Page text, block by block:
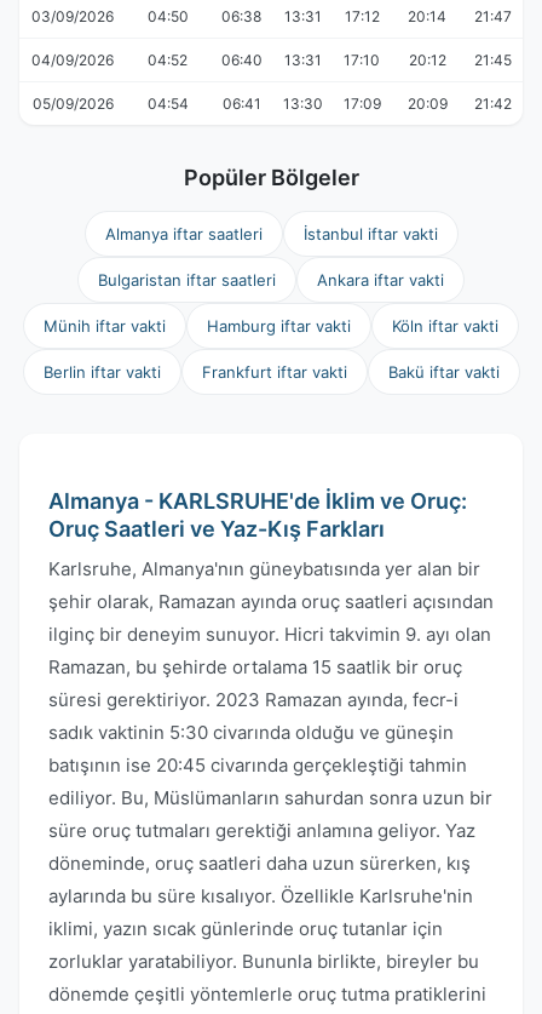
03/09/2026 04:50 06:38 13:31 17:12 20:14 21:47
04/09/2026 04:52 06:40 13:31 17:10 20:12 21:45
05/09/2026 04:54 06:41 13:30 17:09 20:09 21:42
Popüler Bölgeler
Almanya iftar saatleri İstanbul iftar vakti
Bulgaristan iftar saatleri Ankara iftar vakti
Münih iftar vakti Hamburg iftar vakti Köln iftar vakti
Berlin iftar vakti Frankfurt iftar vakti Bakü iftar vakti
Almanya - KARLSRUHE'de İklim ve Oruç:
Oruç Saatleri ve Yaz-Kış Farkları
Karlsruhe, Almanya'nın güneybatısında yer alan bir
şehir olarak, Ramazan ayında oruç saatleri açısından
ilginç bir deneyim sunuyor. Hicri takvimin 9. ayı olan
Ramazan, bu şehirde ortalama 15 saatlik bir oruç
süresi gerektiriyor. 2023 Ramazan ayında, fecr-i
sadık vaktinin 5:30 civarında olduğu ve güneşin
batışının ise 20:45 civarında gerçekleştiği tahmin
ediliyor. Bu, Müslümanların sahurdan sonra uzun bir
süre oruç tutmaları gerektiği anlamına geliyor. Yaz
döneminde, oruç saatleri daha uzun sürerken, kış
aylarında bu süre kısalıyor. Özellikle Karlsruhe'nin
iklimi, yazın sıcak günlerinde oruç tutanlar için
zorluklar yaratabiliyor. Bununla birlikte, bireyler bu
dönemde çeşitli yöntemlerle oruç tutma pratiklerini